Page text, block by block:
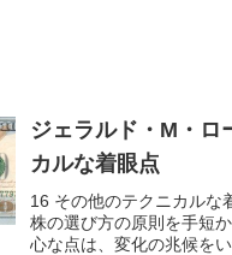
ジェラルド・M・ロ
カルな着眼点
16 その他のテクニカル
株の選び方の原則を手短
心な点は、変化の兆候を